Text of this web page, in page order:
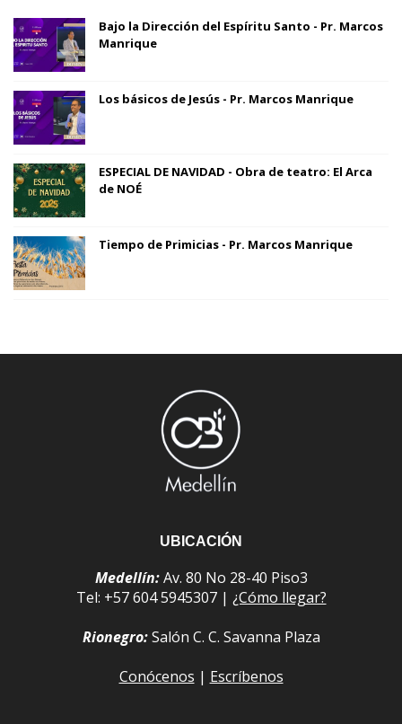
Bajo la Dirección del Espíritu Santo - Pr. Marcos
Manrique
Los básicos de Jesús - Pr. Marcos Manrique
ESPECIAL DE NAVIDAD - Obra de teatro: El Arca
de NOÉ
Tiempo de Primicias - Pr. Marcos Manrique
UBICACIÓN
Medellín:Av. 80 No 28-40 Piso3
Tel: +57 604 5945307 | ¿Cómo llegar?
Rionegro:Salón C. C. Savanna Plaza
Conócenos | Escríbenos